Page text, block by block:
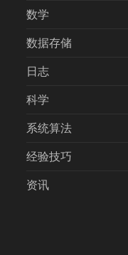
数学
数据存储
日志
科学
系统算法
经验技巧
资讯